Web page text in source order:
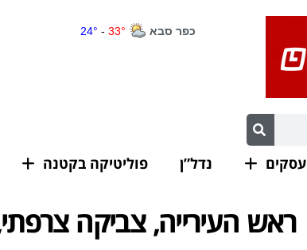
עסקים נדל”ן פוליטיקה בקטנה
ראש העירייה, צביקה